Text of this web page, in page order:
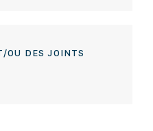
OU DES JOINTS